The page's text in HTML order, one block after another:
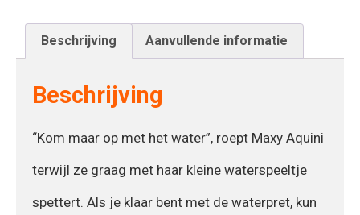
Beschrijving Aanvullende informatie
Beschrijving
“Kom maar op met het water”, roept Maxy Aquini
terwijl ze graag met haar kleine waterspeeltje
spettert. Als je klaar bent met de waterpret, kun